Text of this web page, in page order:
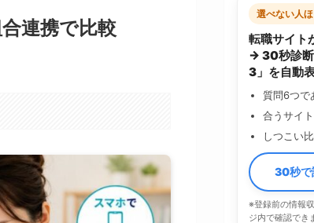
連携で比較 選べない人
転職サイト
→ 30秒診断
3」を自動
質問6つで
合うサイ
しつこい
30秒で
※登録前の情報
ジ内で確認でき